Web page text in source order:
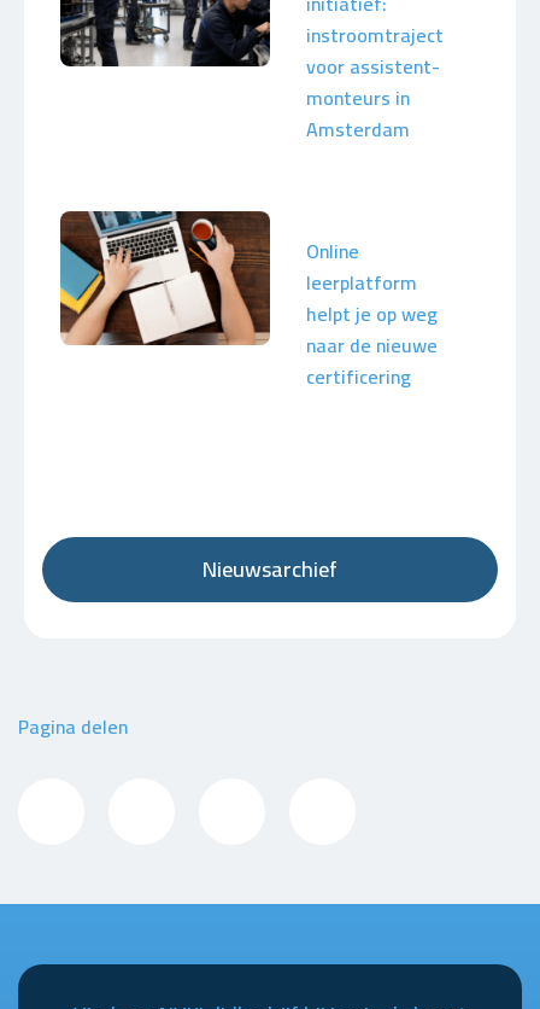
instroomtraject
voor assistent-
monteurs in
Amsterdam
Online
leerplatform
helpt je op weg
naar de nieuwe
certificering
Nieuwsarchief
Pagina delen